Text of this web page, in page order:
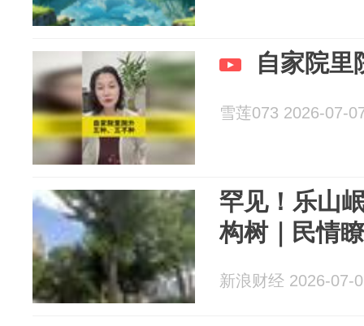
自家院里
雪莲073 2026-07-
罕见！乐山
构树｜民情
新浪财经 2026-07-